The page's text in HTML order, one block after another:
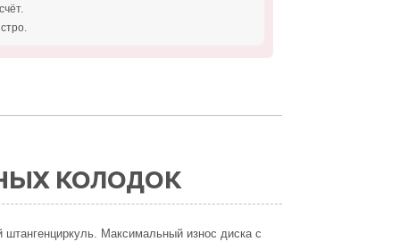
КОЛОДОК
Максимальный износ диска с